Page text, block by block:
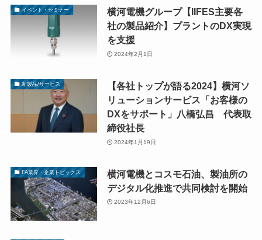
イベント・セミナー
横河電機グループ【IIFES主要各
社の製品紹介】プラントのDX実現
を支援
2024年2月1日
新製品/サービス
【各社トップが語る2024】横河ソ
リューションサービス「お客様の
DXをサポート」八橋弘昌 代表取
締役社長
2024年1月19日
FA業界・企業トピックス
横河電機とコスモ石油、製油所の
デジタル化推進で共同検討を開始
2023年12月6日